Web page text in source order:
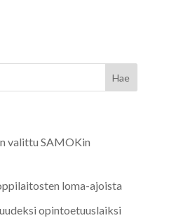
valittu SAMOKin
loma-ajoista
opintoetuuslaiksi